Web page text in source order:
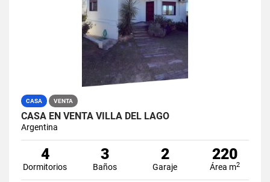
CASA VENTA
CASA EN VENTA VILLA DEL LAGO
Argentina
4
Dormitorios
3
Baños
2
Garaje
220
Área m2